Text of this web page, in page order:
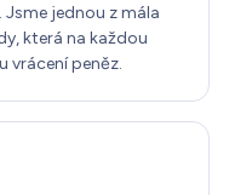
jednou z mála
která na každou
vrácení peněz.